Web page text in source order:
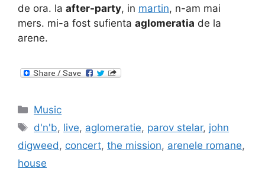
de ora. la after-party, in martin, n-am mai
mers. mi-a fost sufienta aglomeratia de la
arene.
Categories
Music
Tags
d'n'b, live, aglomeratie, parov stelar, john
digweed , concert, the mission, arenele romane,
house